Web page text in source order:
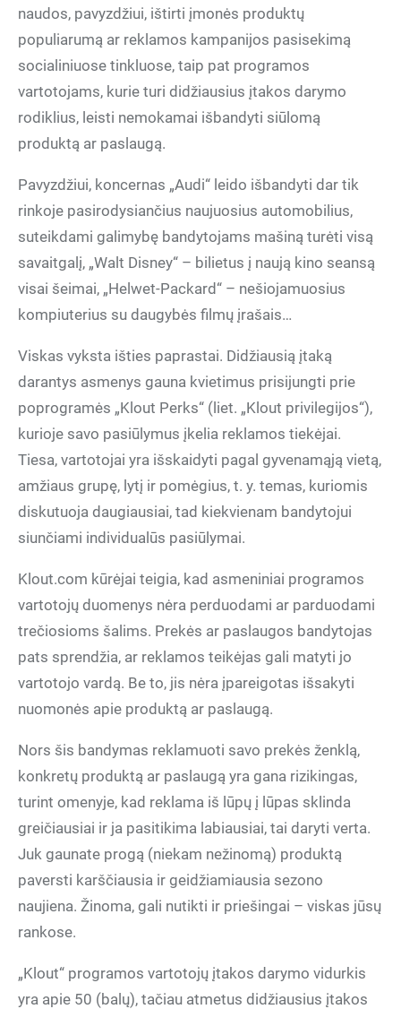
naudos, pavyzdžiui, ištirti įmonės produktų
populiarumą ar reklamos kampanijos pasisekimą
socialiniuose tinkluose, taip pat programos
vartotojams, kurie turi didžiausius įtakos darymo
rodiklius, leisti nemokamai išbandyti siūlomą
produktą ar paslaugą.
Pavyzdžiui, koncernas „Audi“ leido išbandyti dar tik
rinkoje pasirodysiančius naujuosius automobilius,
suteikdami galimybę bandytojams mašiną turėti visą
savaitgalį, „Walt Disney“ – bilietus į naują kino seansą
visai šeimai, „Helwet-Packard“ – nešiojamuosius
kompiuterius su daugybės filmų įrašais…
Viskas vyksta išties paprastai. Didžiausią įtaką
darantys asmenys gauna kvietimus prisijungti prie
poprogramės „Klout Perks“ (liet. „Klout privilegijos“),
kurioje savo pasiūlymus įkelia reklamos tiekėjai.
Tiesa, vartotojai yra išskaidyti pagal gyvenamąją vietą,
amžiaus grupę, lytį ir pomėgius, t. y. temas, kuriomis
diskutuoja daugiausiai, tad kiekvienam bandytojui
siunčiami individualūs pasiūlymai.
Klout.com kūrėjai teigia, kad asmeniniai programos
vartotojų duomenys nėra perduodami ar parduodami
trečiosioms šalims. Prekės ar paslaugos bandytojas
pats sprendžia, ar reklamos teikėjas gali matyti jo
vartotojo vardą. Be to, jis nėra įpareigotas išsakyti
nuomonės apie produktą ar paslaugą.
Nors šis bandymas reklamuoti savo prekės ženklą,
konkretų produktą ar paslaugą yra gana rizikingas,
turint omenyje, kad reklama iš lūpų į lūpas sklinda
greičiausiai ir ja pasitikima labiausiai, tai daryti verta.
Juk gaunate progą (niekam nežinomą) produktą
paversti karščiausia ir geidžiamiausia sezono
naujiena. Žinoma, gali nutikti ir priešingai – viskas jūsų
rankose.
„Klout“ programos vartotojų įtakos darymo vidurkis
yra apie 50 (balų), tačiau atmetus didžiausius įtakos